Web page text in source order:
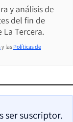
y análisis de
del fin de
Tercera.
y las Políticas de
ser suscriptor.